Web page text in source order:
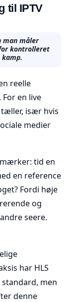
til IPTV
man måler
kontrolleret
reelle
en live
især hvis
medier
tid en
en reference
Fordi høje
og
seere.
har HLS
men
denne